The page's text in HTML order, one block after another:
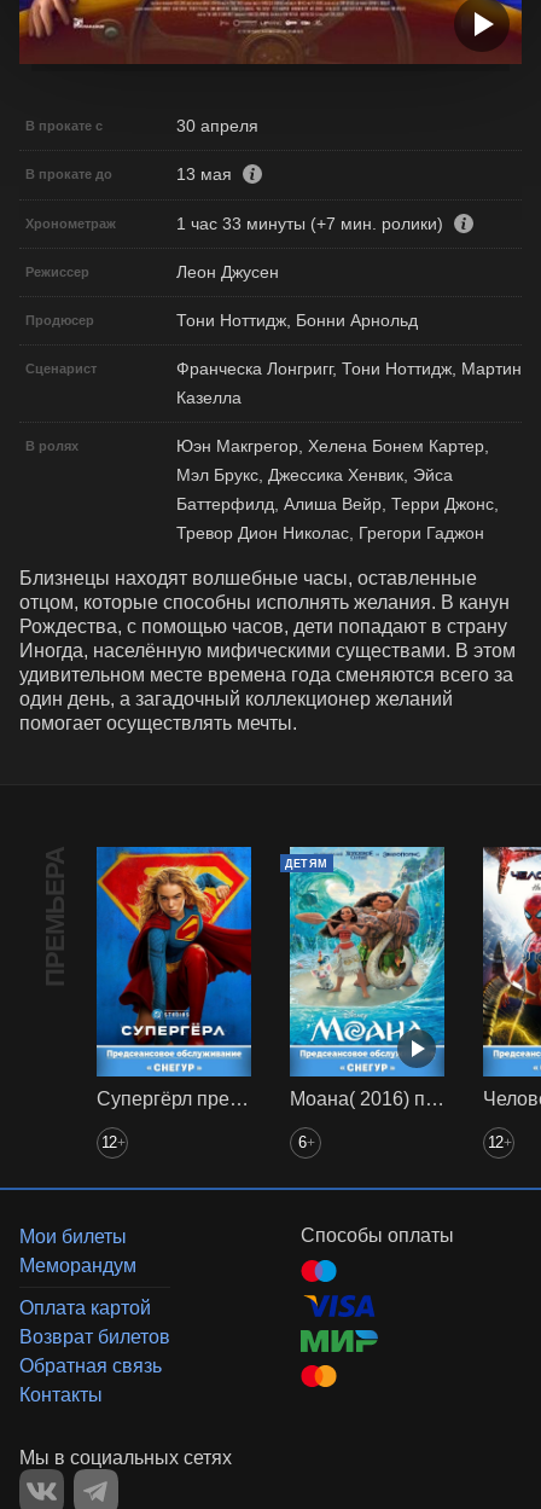
В прокате с 30 апреля
В прокате до 13 мая
Хронометраж 1 час 33 минуты (+7 мин. ролики)
Режиссер Леон Джусен
Продюсер Тони Ноттидж, Бонни Арнольд
Сценарист
Франческа Лонгригг, Тони Ноттидж, Мартин
Казелла
В ролях
Юэн Макгрегор, Хелена Бонем Картер,
Мэл Брукс, Джессика Хенвик, Эйса
Баттерфилд, Алиша Вейр, Терри Джонс,
Тревор Дион Николас, Грегори Гаджон
Близнецы находят волшебные часы, оставленные
отцом, которые способны исполнять желания. В канун
Рождества, с помощью часов, дети попадают в страну
Иногда, населённую мифическими существами. В этом
удивительном месте времена года сменяются всего за
один день, а загадочный коллекционер желаний
помогает осуществлять мечты.
ПРЕМЬЕРА
Супергёрл предс. обсл. Снегур
12+
ДЕТЯМ
Моана( 2016) предс. обсл. Снегур
6+ 12+
Мои билеты
Меморандум
Оплата картой
Возврат билетов
Обратная связь
Контакты
Способы оплаты